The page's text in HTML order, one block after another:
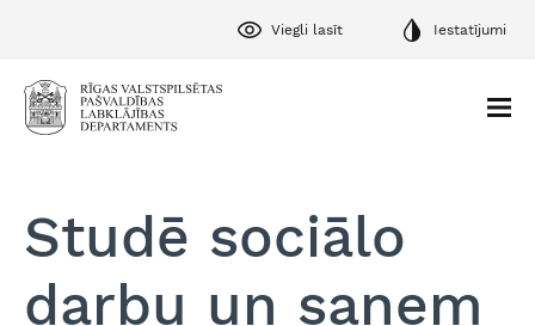
Viegli lasīt Iestatījumi
Studē sociālo
darbu un saņem